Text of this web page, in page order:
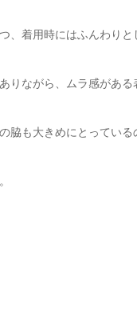
、着用時にはふんわり
りながら、ムラ感がある
脇も大きめにとってい